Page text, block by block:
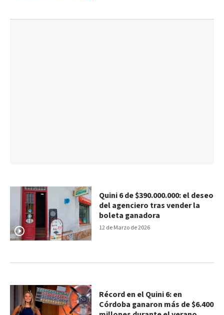
12 de Marzo de 2026
Quini 6 de $390.000.000: el deseo
del agenciero tras vender la
boleta ganadora
Récord en el Quini 6: en
Córdoba ganaron más de $6.400